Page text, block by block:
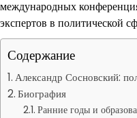
международных
экспертов в политической
Содержание
Александр Сосновский:
Биография
Ранние годы и